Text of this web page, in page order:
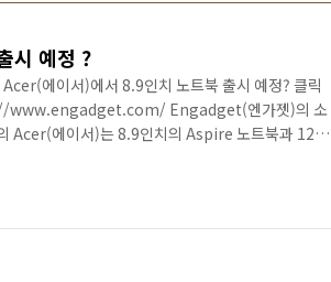
시 예정 ?
에이서)에서 8.9인치 노트북 출시 예정? 클릭
www.engadget.com/ Engadget(엔가젯)의 소
Acer(에이서)는 8.9인치의 Aspire 노트북과 12.1
프로세서를 사용 할 것이라고 했습니다. 이 모델